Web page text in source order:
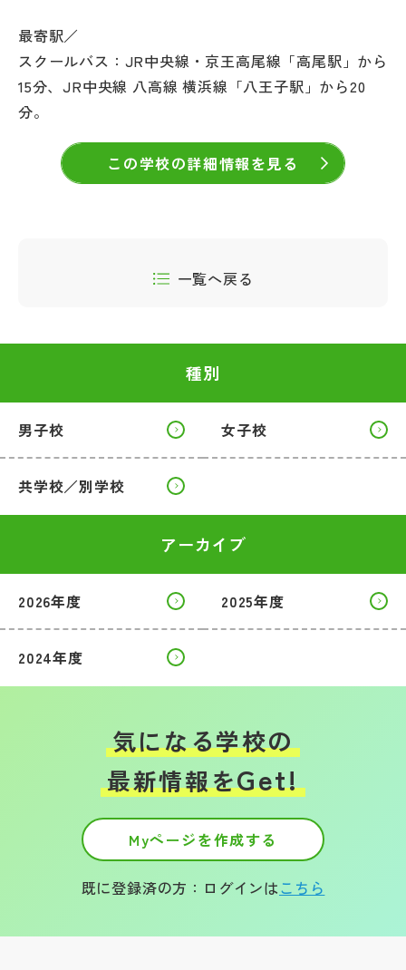
最寄駅／
スクールバス：JR中央線・京王高尾線「高尾駅」から
15分、JR中央線 八高線 横浜線「八王子駅」から20
分。
この学校の詳細情報を見る
一覧へ戻る
種別
男子校 女子校
共学校／別学校
アーカイブ
2026年度 2025年度
2024年度
気になる学校の
最新情報をGet!
Myページを作成する
既に登録済の方：ログインはこちら